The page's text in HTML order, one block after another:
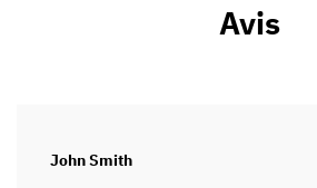
Avis
John Smith